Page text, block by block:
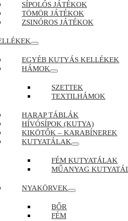
SÍPOLÓS JÁTÉKOK
TÖMÖR JÁTÉKOK
ZSINÓROS JÁTÉKOK
EGYÉB KUTYÁS KELLÉKEK
HÁMOK
SZETTEK
TEXTILHÁMOK
HARAP TÁBLÁK
HÍVÓSÍPOK (KUTYA)
KIKÖTŐK – KARABÍNEREK
KUTYATÁLAK
FÉM KUTYATÁLAK
MŰANYAG
NYAKÖRVEK
BŐR
FÉM